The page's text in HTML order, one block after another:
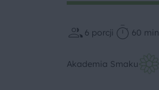
6 porcji 60 min
Akademia Smaku